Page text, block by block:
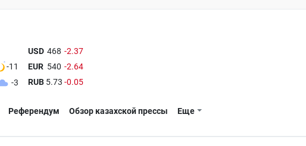
-11
-3
USD 468 -2.37
EUR 540 -2.64
RUB 5.73 -0.05
Референдум Обзор казахской прессы Еще